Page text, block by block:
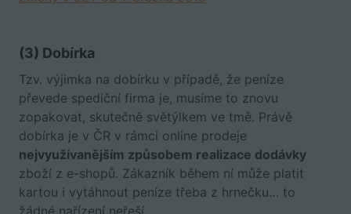
(3) Dobírka
Tzv. výjimka na dobírku v případě, že peníze
převede spediční firma je, musíme to znovu
zopakovat, skutečně světýlkem ve tmě. Právě
dobírka je v ČR v rámci online prodeje
nejvyužívanějším způsobem realizace dodávky
zboží z e-shopů. Zákazník během ní může platit
kartou i vytáhnout peníze třeba z hrnečku… to
žádné nařízení neřeší.